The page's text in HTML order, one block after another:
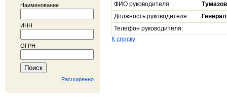
Наименование
ИНН
ОГРН
Расширенно
ФИО руководителя:
Должность руководителя:
Телефон руководителя:
К списку